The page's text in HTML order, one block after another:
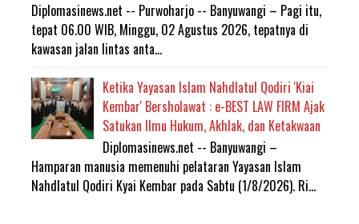
Diplomasinews.net -- Purwoharjo -- Banyuwangi – Pagi itu,
tepat 06.00 WIB, Minggu, 02 Agustus 2026, tepatnya di
kawasan jalan lintas anta...
Ketika Yayasan Islam Nahdlatul Qodiri 'Kiai
Kembar' Bersholawat : e-BEST LAW FIRM Ajak
Satukan Ilmu Hukum, Akhlak, dan Ketakwaan
Diplomasinews.net -- Banyuwangi –
Hamparan manusia memenuhi pelataran Yayasan Islam
Nahdlatul Qodiri Kyai Kembar pada Sabtu (1/8/2026). Ri...